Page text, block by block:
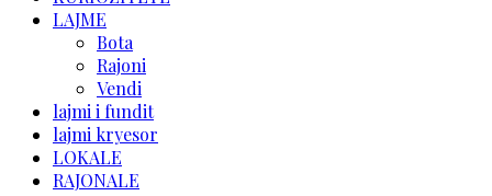
LAJME
Bota
Rajoni
Vendi
lajmi i fundit
lajmi kryesor
LOKALE
RAJONALE